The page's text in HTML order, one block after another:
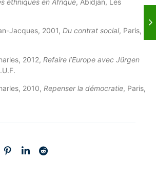
Jacques, 2001, Du contrat social, Paris,
2012, Refaire l’Europe avec Jürgen
2010, Repenser la démocratie, Paris,